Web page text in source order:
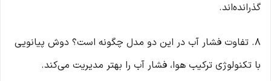
گذرانده‌اند.
۸. تفاوت فشار آب در این دو مدل چگونه است؟ دوش پیانویی
با تکنولوژی ترکیب هوا، فشار آب را بهتر مدیریت می‌کند.